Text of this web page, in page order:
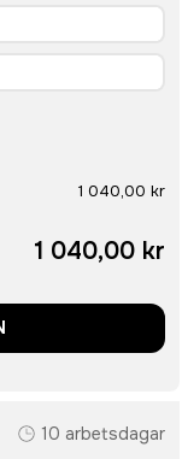
1 040,00 kr
1 040,00 kr
10 arbetsdagar